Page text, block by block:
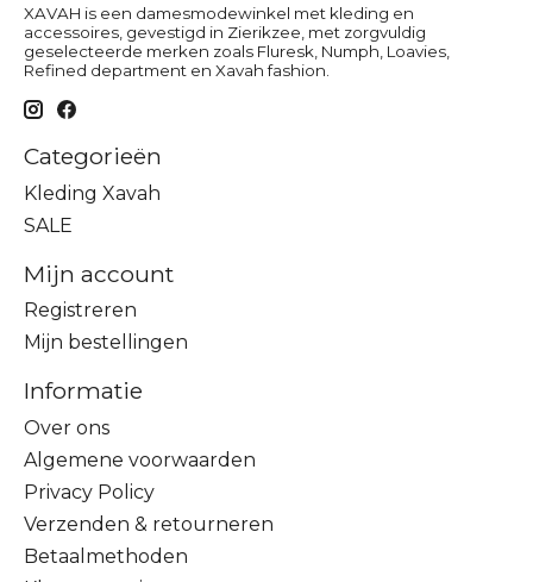
XAVAH is een damesmodewinkel met kleding en
accessoires, gevestigd in Zierikzee, met zorgvuldig
geselecteerde merken zoals Fluresk, Numph, Loavies,
Refined department en Xavah fashion.
Categorieën
Kleding Xavah
SALE
Mijn account
Registreren
Mijn bestellingen
Informatie
Over ons
Algemene voorwaarden
Privacy Policy
Verzenden & retourneren
Betaalmethoden